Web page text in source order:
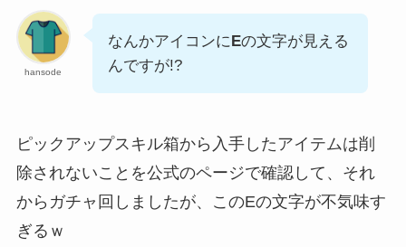
hansode
なんかアイコンにEの文字が見える
んですが!?
ピックアップスキル箱から入手したアイテムは削
除されないことを公式のページで確認して、それ
からガチャ回しましたが、このEの文字が不気味す
ぎるｗ